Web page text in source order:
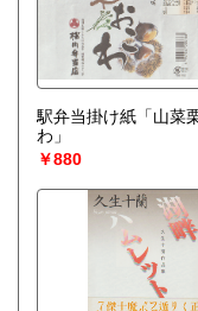
駅弁当掛け紙「山菜
わ」
￥880